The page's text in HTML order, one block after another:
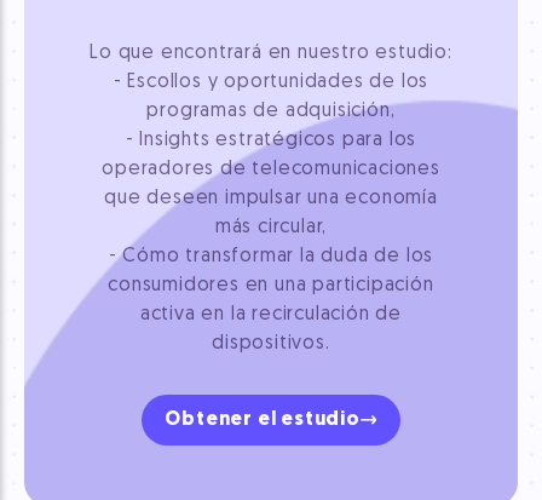
Lo que encontrará en nuestro estudio:
- Escollos y oportunidades de los
programas de adquisición,
- Insights estratégicos para los
operadores de telecomunicaciones
que deseen impulsar una economía
más circular,
- Cómo transformar la duda de los
consumidores en una participación
activa en la recirculación de
dispositivos.
Obtener el estudio